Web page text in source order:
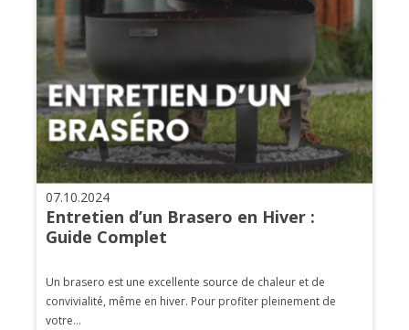
07.10.2024
Entretien d’un Brasero en Hiver :
Guide Complet
Un brasero est une excellente source de chaleur et de
convivialité, même en hiver. Pour profiter pleinement de
votre...